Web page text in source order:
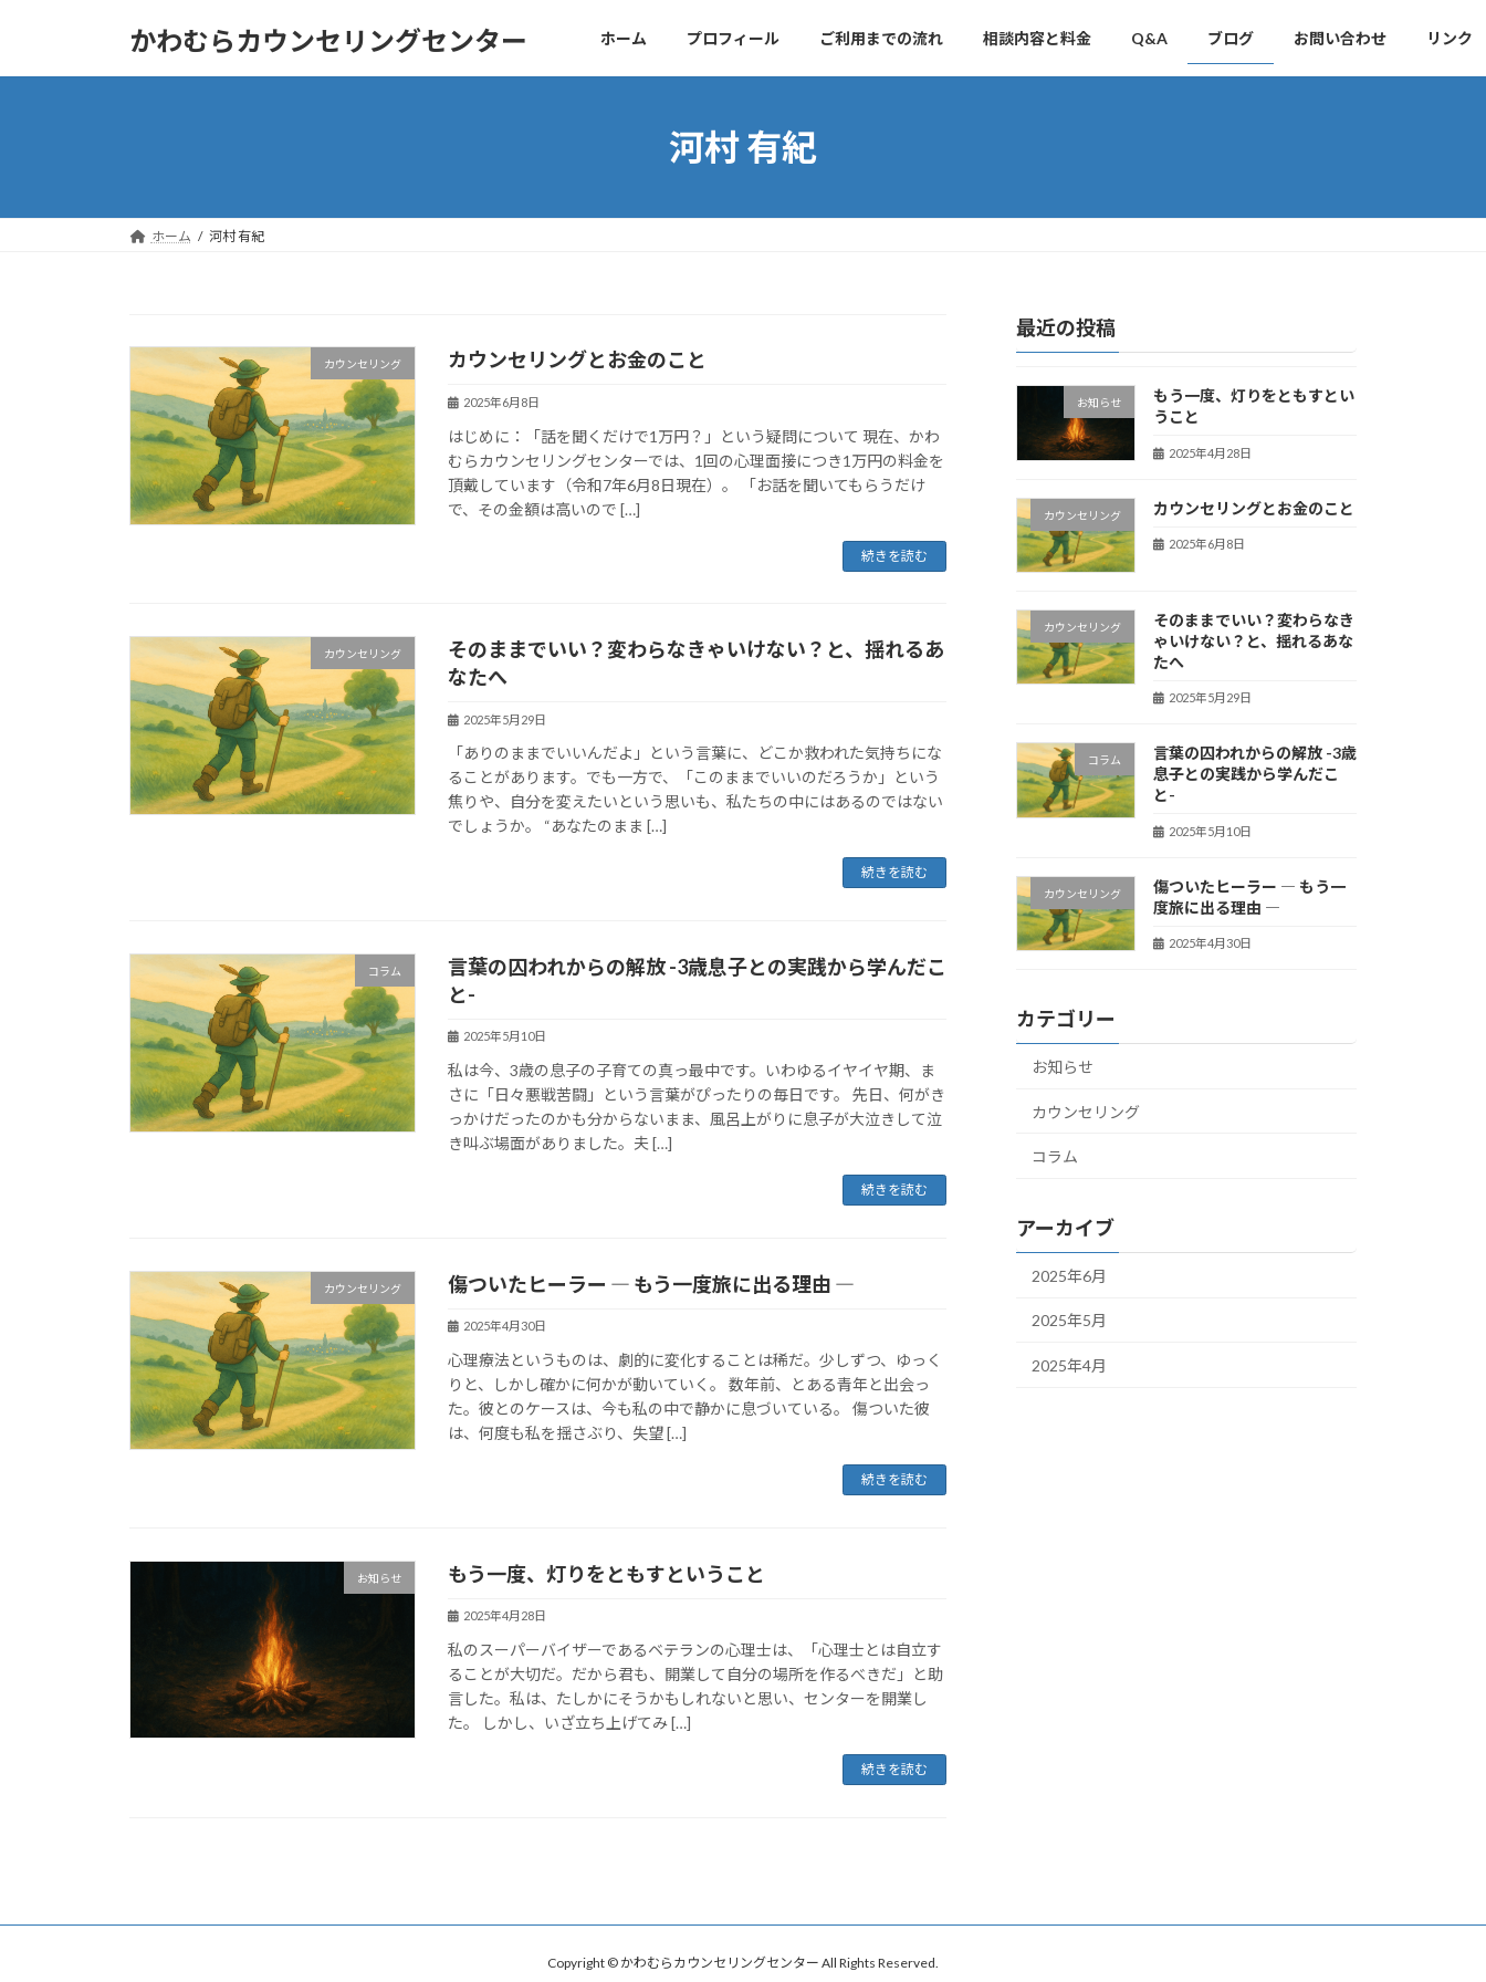
ッ
移
かわむらカウンセリングセンター ホーム プロフィール ご利用までの流れ 相談内容と料金 Q&A ブログ お問い合わせ リンク
河村 有紀
ホーム 河村 有紀
カウンセリング カウンセリングとお金のこと
2025年6月8日
はじめに：「話を聞くだけで1万円？」という疑問について 現在、かわ
むらカウンセリングセンターでは、1回の心理面接につき1万円の料金を
頂戴しています（令和7年6月8日現在）。 「お話を聞いてもらうだけ
で、その金額は高いので […]
続きを読む
カウンセリング
そのままでいい？変わらなきゃいけない？と、揺れるあ
なたへ
2025年5月29日
「ありのままでいいんだよ」という言葉に、どこか救われた気持ちにな
ることがあります。でも一方で、「このままでいいのだろうか」という
焦りや、自分を変えたいという思いも、私たちの中にはあるのではない
でしょうか。 “あなたのまま […]
続きを読む
コラム
言葉の囚われからの解放 -3歳息子との実践から学んだこ
と-
2025年5月10日
私は今、3歳の息子の子育ての真っ最中です。いわゆるイヤイヤ期、ま
さに「日々悪戦苦闘」という言葉がぴったりの毎日です。 先日、何がき
っかけだったのかも分からないまま、風呂上がりに息子が大泣きして泣
き叫ぶ場面がありました。夫 […]
続きを読む
カウンセリング 傷ついたヒーラー ― もう一度旅に出る理由 ―
2025年4月30日
心理療法というものは、劇的に変化することは稀だ。少しずつ、ゆっく
りと、しかし確かに何かが動いていく。 数年前、とある青年と出会っ
た。彼とのケースは、今も私の中で静かに息づいている。 傷ついた彼
は、何度も私を揺さぶり、失望 […]
続きを読む
お知らせ もう一度、灯りをともすということ
2025年4月28日
私のスーパーバイザーであるベテランの心理士は、「心理士とは自立す
ることが大切だ。だから君も、開業して自分の場所を作るべきだ」と助
言した。私は、たしかにそうかもしれないと思い、センターを開業し
た。 しかし、いざ立ち上げてみ […]
続きを読む
最近の投稿
お知らせ
もう一度、灯りをともすとい
うこと
2025年4月28日
カウンセリング カウンセリングとお金のこと
2025年6月8日
カウンセリング
そのままでいい？変わらなき
ゃいけない？と、揺れるあな
たへ
2025年5月29日
コラム
言葉の囚われからの解放 -3歳
息子との実践から学んだこ
と-
2025年5月10日
カウンセリング
傷ついたヒーラー ― もう一
度旅に出る理由 ―
2025年4月30日
カテゴリー
お知らせ
カウンセリング
コラム
アーカイブ
2025年6月
2025年5月
2025年4月
Copyright © かわむらカウンセリングセンター All Rights Reserved.